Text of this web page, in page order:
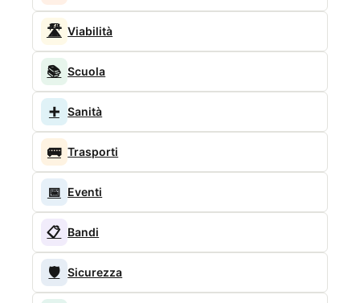
🛣️ Viabilità
📚 Scuola
➕ Sanità
🚌 Trasporti
📅 Eventi
📋 Bandi
🛡️ Sicurezza